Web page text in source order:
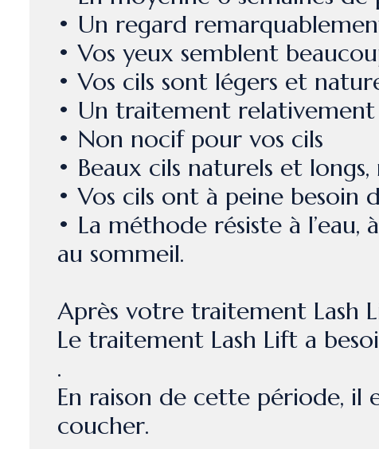
• Un regard
• Vos yeux semblent
• Vos cils sont légers et
• Un traitement
• Non nocif pour vos cils
• Beaux cils naturels et
• Vos cils ont à peine besoin
• La méthode résiste à
au sommeil.
Après votre traitement Lash
Le traitement Lash Lift a
.
En raison de cette période,
coucher.